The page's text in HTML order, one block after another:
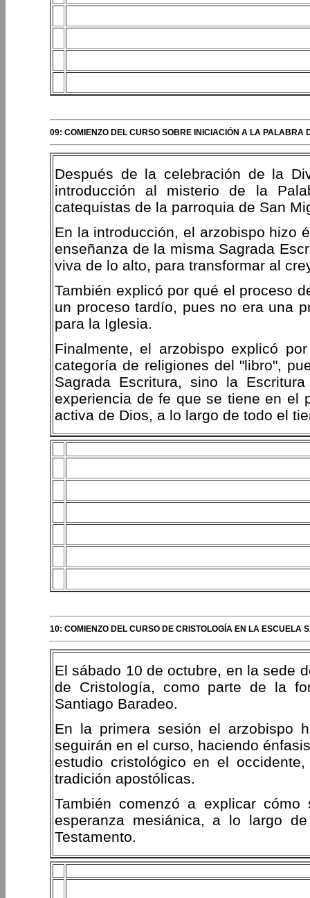
09: COMIENZO DEL CURSO SOBRE INICIACIÓN A LA
Después de la celebración de la
introducción al misterio de la
catequistas de la parroquia de San
En la introducción, el arzobispo hizo
enseñanza de la misma Sagrada
viva de lo alto, para transformar al
También explicó por qué el proceso
un proceso tardío, pues no era una
para la Iglesia.
Finalmente, el arzobispo explicó
categoría de religiones del "libro",
Sagrada Escritura, sino la
experiencia de fe que se tiene en el
activa de Dios, a lo largo de todo el
10: COMIENZO DEL CURSO DE CRISTOLOGÍA EN LA ESCUELA
El sábado 10 de octubre, en la sede
de Cristología, como parte de la
Santiago Baradeo.
En la primera sesión el arzobispo
seguirán en el curso, haciendo
estudio cristológico en el
tradición apostólicas.
También comenzó a explicar
esperanza mesiánica, a lo largo
Testamento.